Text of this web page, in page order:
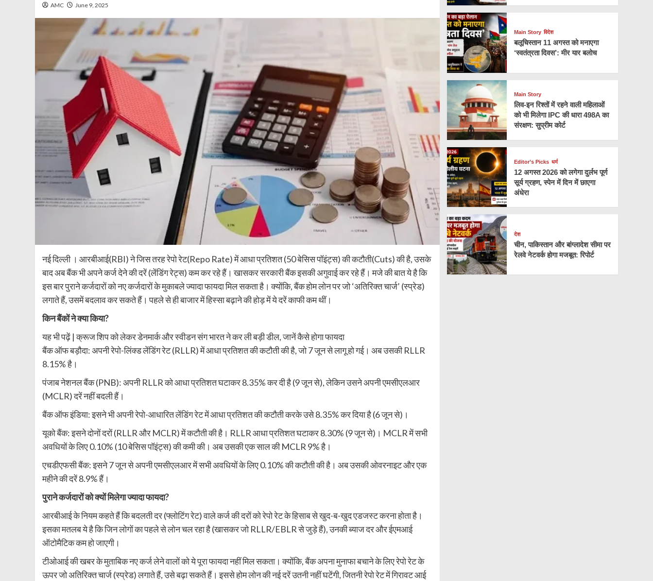
AMC June 9, 2025
नई दिल्‍ली । आरबीआई(RBI) ने जिस तरह रेपो रेट(Repo Rate) में आधा प्रतिशत (50 बेसिस पॉइंट्स) की कटौती(Cuts) की है, उसके
बाद अब बैंक भी अपने कर्ज देने की दरें (लेंडिंग रेट्स) कम कर रहे हैं। खासकर सरकारी बैंक इसकी अगुवाई कर रहे हैं। मजे की बात ये है कि
इस बार पुराने कर्जदारों को नए कर्जदारों के मुकाबले ज्यादा फायदा मिल सकता है। क्योंकि, बैंक होम लोन पर जो ‘अतिरिक्त चार्ज’ (स्प्रेड)
लगाते हैं, उसमें बदलाव कर सकते हैं। पहले से ही बाजार में हिस्सा बढ़ाने की होड़ में ये दरें काफी कम थीं।
किन बैंकों ने क्या किया?
यह भी पढ़ें | क्रूज शिप को लेकर डेनमार्क और स्वीडन संग भारत ने कर ली बड़ी डील, जानें कैसे होगा फायदा
बैंक ऑफ बड़ौदा: अपनी रेपो-लिंक्ड लेंडिंग रेट (RLLR) में आधा प्रतिशत की कटौती की है, जो 7 जून से लागू हो गई। अब उसकी RLLR
8.15% है।
पंजाब नेशनल बैंक (PNB): अपनी RLLR को आधा प्रतिशत घटाकर 8.35% कर दी है (9 जून से), लेकिन उसने अपनी एमसीएलआर
(MCLR) दरें नहीं बदली हैं।
बैंक ऑफ इंडिया: इसने भी अपनी रेपो-आधारित लेंडिंग रेट में आधा प्रतिशत की कटौती करके उसे 8.35% कर दिया है (6 जून से)।
यूको बैंक: इसने दोनों दरों (RLLR और MCLR) में कटौती की है। RLLR आधा प्रतिशत घटाकर 8.30% (9 जून से)। MCLR में सभी
अवधियों के लिए 0.10% (10 बेसिस पॉइंट्स) की कमी की। अब उसकी एक साल की MCLR 9% है।
एचडीएफसी बैंक: इसने 7 जून से अपनी एमसीएलआर में सभी अवधियों के लिए 0.10% की कटौती की है। अब उसकी ओवरनाइट और एक
महीने की दरें 8.9% हैं।
पुराने कर्जदारों को क्यों मिलेगा ज्यादा फायदा?
आरबीआई के नियम कहते हैं कि बदलती दर (फ्लोटिंग रेट) वाले कर्ज की दरों को रेपो रेट के हिसाब से खुद-ब-खुद एडजस्ट करना होता है।
इसका मतलब ये है कि जिन लोगों का पहले से लोन चल रहा है (खासकर जो RLLR/EBLR से जुड़े हैं), उनकी ब्याज दर और ईएमआई
ऑटोमैटिक कम हो जाएगी।
टीओआई की खबर के मुताबिक नए कर्ज लेने वालों को ये पूरा फायदा नहीं मिल सकता। क्योंकि, बैंक अपना मुनाफा बचाने के लिए रेपो रेट के
ऊपर जो अतिरिक्त चार्ज (स्प्रेड) लगाते हैं, उसे बढ़ा सकते हैं। इससे होम लोन की नई दरें उतनी नहीं घटेंगी, जितनी रेपो रेट में गिरावट आई
Main Story विदेश
बलूचिस्तान 11 अगस्त को मनाएगा
‘स्वतंत्रता दिवस’: मीर यार बलोच
Main Story
लिव-इन रिश्तों में रहने वाली महिलाओं
को भी मिलेगा IPC की धारा 498A का
संरक्षण: सुप्रीम कोर्ट
Editor’s Picks धर्म
12 अगस्त 2026 को लगेगा दुर्लभ पूर्ण
सूर्य ग्रहण, स्पेन में दिन में छाएगा
अंधेरा
देश
चीन, पाकिस्तान और बांग्लादेश सीमा पर
रेलवे नेटवर्क होगा मजबूत: रिपोर्ट